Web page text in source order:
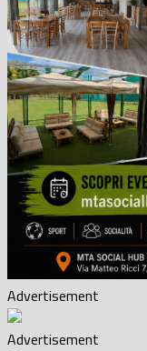
Advertisement
Advertisement